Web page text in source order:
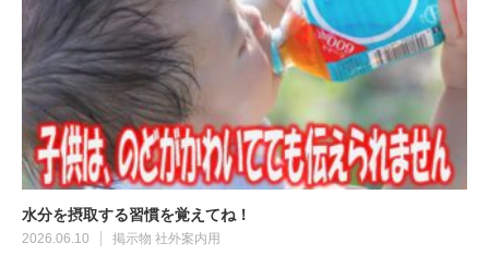
水分を摂取する習慣を覚えてね！
2026.06.10 掲示物 社外案内用